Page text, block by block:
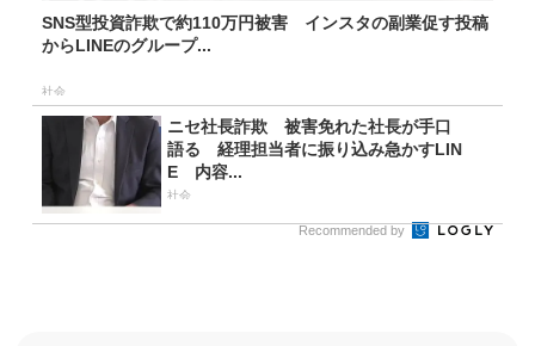
SNS型投資詐欺で約110万円被害 インスタの副業促す投稿
からLINEのグループ...
社会
ニセ社長詐欺 被害免れた社長が手口
語る 経理担当者に振り込み急かすLIN
E 内容...
社会
Recommended by